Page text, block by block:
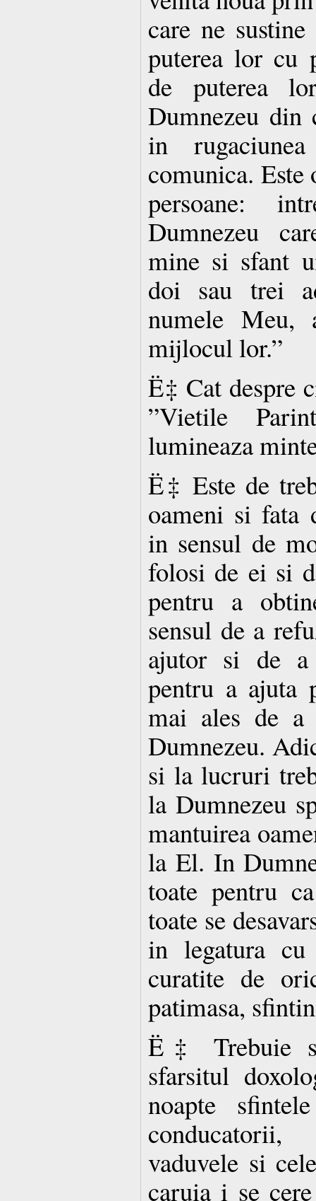
care ne
puterea lor cu
de puterea
Dumnezeu din
in
comunica.
persoane:
Dumnezeu
mine si sfant
doi sau trei
numele
mijlocul lor.”
Ë‡ Cat despre
”Vietile
lumineaza
Ë‡ Este de
oameni si fata
in sensul de
folosi de ei si
pentru a
sensul de a
ajutor si de
pentru a ajuta
mai ales de a
Dumnezeu.
si la lucruri
la Dumnezeu
mantuirea
la El. In
toate pentru
toate se
in legatura cu
curatite de
patimasa,
Ë‡ Trebuie
sfarsitul
noapte
vaduvele si
caruia i se